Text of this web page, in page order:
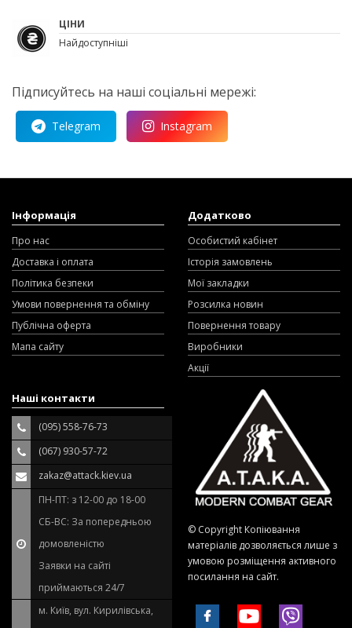
ЦІНИ
Найдоступніші
Підписуйтесь на наші соціальні мережі:
Telegram Instagram
Інформація
Про нас
Доставка і оплата
Політика безпеки
Умови повернення та обміну
Публічна оферта
Мапа сайту
Додатково
Особистий кабінет
Історія замовлень
Мої закладки
Розсилка новин
Повернення товару
Виробники
Акції
Наші контакти
(095) 558-76-73
(067) 930-57-72
zakaz@attack.kiev.ua
ПН-ПТ: з 12-00 до 18-00
СБ-ВС: За попередньою
домовленістю
Заявки на сайті
приймаються 24/7
м. Київ, вул. Кирилівська,
© Copyright Копіювання
матеріалів дозволяється лише з
умовою розміщення активного
посилання на сайт.